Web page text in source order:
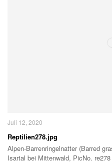
Juli 12, 2020
Reptilien278.jpg
Alpen-Barrenringelnatter (Barred
Isartal bei Mittenwald, PicNo. re278